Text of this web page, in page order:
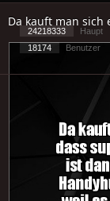
Da kauft man sich
24218333 Haupt
18174
Benutzer